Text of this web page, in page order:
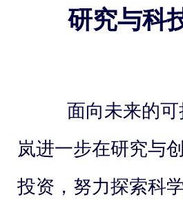
研究与科
面向未来的可
岚进一步在研究与
投资，努力探索科